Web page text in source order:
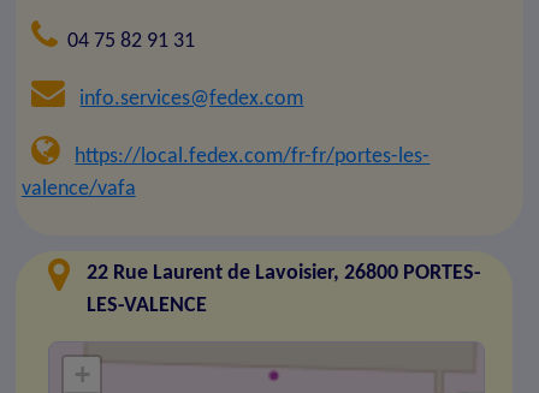
04 75 82 91 31
info.services@fedex.com
https://local.fedex.com/fr-fr/portes-les-
valence/vafa
22 Rue Laurent de Lavoisier, 26800 PORTES-
LES-VALENCE
+